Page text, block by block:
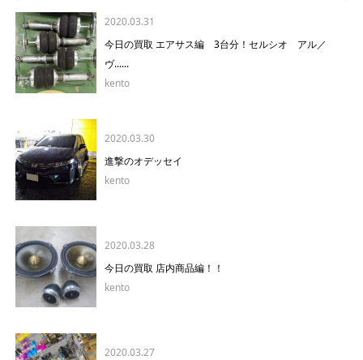
2020.03.31
今日の買取 エアサス編 3台分！セルシオ アル／
ヴ......
kento
2020.03.30
進撃のオデッセイ
kento
2020.03.28
今日の買取 店内商品編！！
kento
2020.03.27